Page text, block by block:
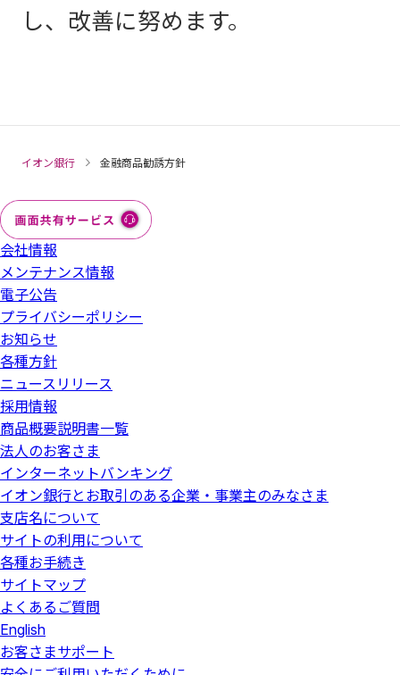
し、改善に努めます。
イオン銀行 金融商品勧誘方針
会社情報
メンテナンス情報
電子公告
プライバシーポリシー
お知らせ
各種方針
ニュースリリース
採用情報
商品概要説明書一覧
法人のお客さま
インターネットバンキング
イオン銀行とお取引のある企業・事業主のみなさま
支店名について
サイトの利用について
各種お手続き
サイトマップ
よくあるご質問
English
お客さまサポート